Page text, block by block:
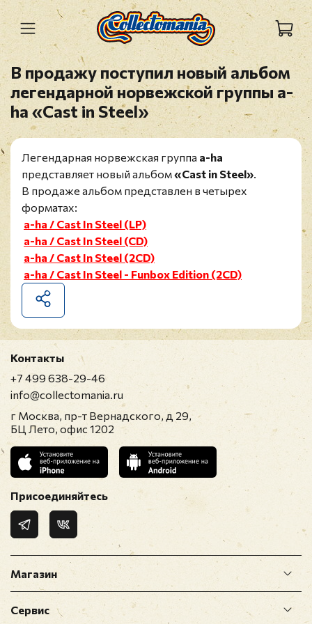
В продажу поступил новый альбом
легендарной норвежской группы а-
ha «Cast in Steel»
Легендарная норвежская группа а-ha
представляет новый альбом«Cast in Steel».
В продаже альбом представлен в четырех
форматах:
a-ha / Cast In Steel (LP)
a-ha / Cast In Steel (CD)
a-ha / Cast In Steel (2CD)
a-ha / Cast In Steel - Funbox Edition (2CD)
Магазин
Сервис
Контакты
+7 499 638-29-46
info@collectomania.ru
г Москва, пр-т Вернадского, д 29,
БЦ Лето, офис 1202
Присоединяйтесь